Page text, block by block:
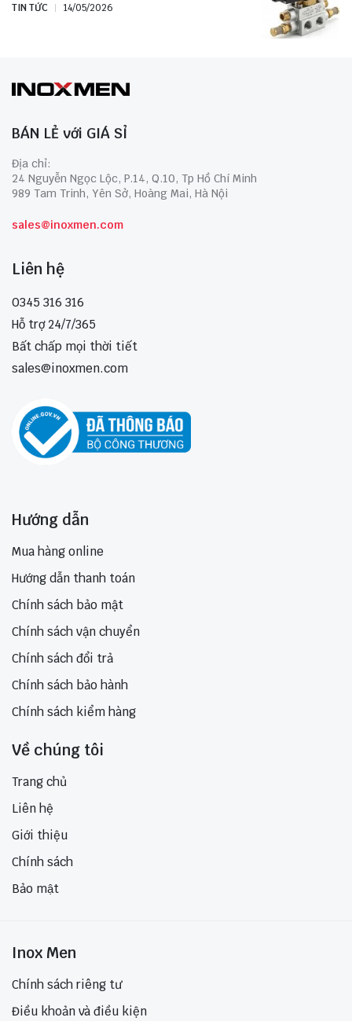
TIN TỨC 14/05/2026
BÁN LẺ với GIÁ SỈ
Địa chỉ:
24 Nguyễn Ngọc Lộc, P.14, Q.10, Tp Hồ Chí Minh
989 Tam Trinh, Yên Sở, Hoàng Mai, Hà Nội
sales@inoxmen.com
Liên hệ
0345 316 316
Hỗ trợ 24/7/365
Bất chấp mọi thời tiết
sales@inoxmen.com
Hướng dẫn
Mua hàng online
Hướng dẫn thanh toán
Chính sách bảo mật
Chính sách vận chuyển
Chính sách đổi trả
Chính sách bảo hành
Chính sách kiểm hàng
Về chúng tôi
Trang chủ
Liên hệ
Giới thiệu
Chính sách
Bảo mật
Inox Men
Chính sách riêng tư
Điều khoản và điều kiện